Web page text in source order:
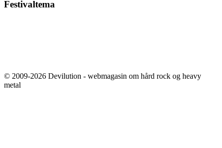
Festivaltema
© 2009-2026 Devilution - webmagasin om hård rock og heavy
metal